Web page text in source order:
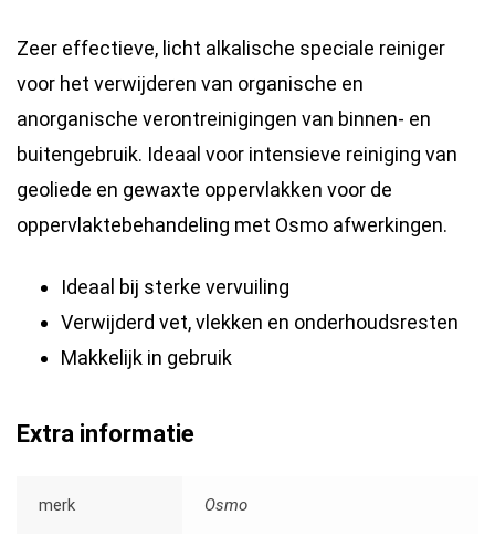
Zeer effectieve, licht alkalische speciale reiniger
voor het verwijderen van organische en
anorganische verontreinigingen van binnen- en
buitengebruik. Ideaal voor intensieve reiniging van
geoliede en gewaxte oppervlakken voor de
oppervlaktebehandeling met Osmo afwerkingen.
Ideaal bij sterke vervuiling
Verwijderd vet, vlekken en onderhoudsresten
Makkelijk in gebruik
Extra informatie
merk Osmo